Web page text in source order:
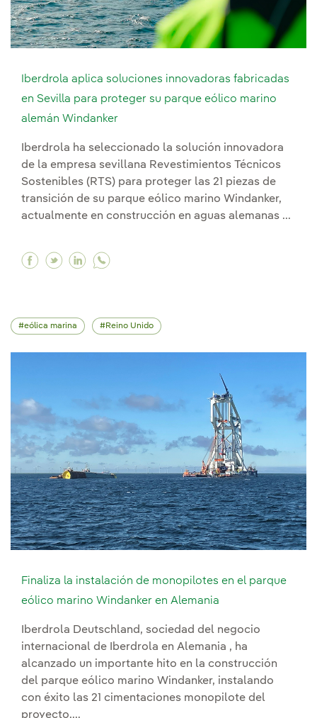
Iberdrola aplica soluciones innovadoras fabricadas
en Sevilla para proteger su parque eólico marino
alemán Windanker
Iberdrola ha seleccionado la solución innovadora
de la empresa sevillana Revestimientos Técnicos
Sostenibles (RTS) para proteger las 21 piezas de
transición de su parque eólico marino Windanker,
actualmente en construcción en aguas alemanas ...
Facebook Iberdrola aplica soluciones
Twitter Iberdrola aplica soluciones
Linkedin Iberdrola aplica soluciones
eólica marina Reino Unido
Finaliza la instalación de monopilotes en el parque
eólico marino Windanker en Alemania
Iberdrola Deutschland, sociedad del negocio
internacional de Iberdrola en Alemania , ha
alcanzado un importante hito en la construcción
del parque eólico marino Windanker, instalando
con éxito las 21 cimentaciones monopilote del
proyecto....